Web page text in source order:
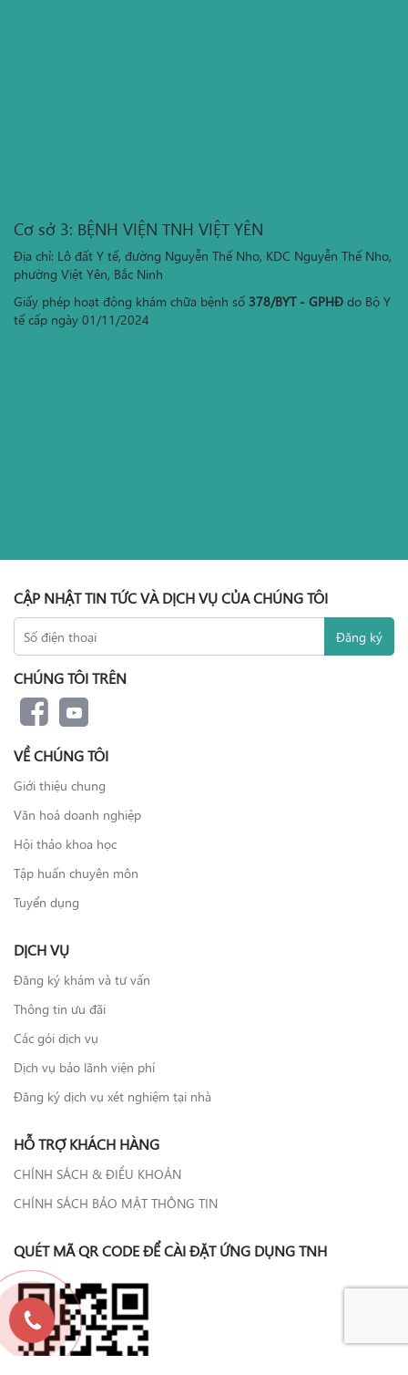
Cơ sở 3: BỆNH VIỆN TNH VIỆT YÊN
Địa chỉ: Lô đất Y tế, đường Nguyễn Thế Nho, KDC Nguyễn Thế Nho,
phường Việt Yên, Bắc Ninh
Giấy phép hoạt động khám chữa bệnh số 378/BYT - GPHĐ do Bộ Y
tế cấp ngày 01/11/2024
CẬP NHẬT TIN TỨC VÀ DỊCH VỤ CỦA CHÚNG TÔI
CHÚNG TÔI TRÊN
VỀ CHÚNG TÔI
Giới thiệu chung
Văn hoá doanh nghiệp
Hội thảo khoa học
Tập huấn chuyên môn
Tuyển dụng
DỊCH VỤ
Đăng ký khám và tư vấn
Thông tin ưu đãi
Các gói dịch vụ
Dịch vụ bảo lãnh viện phí
Đăng ký dịch vụ xét nghiệm tại nhà
HỖ TRỢ KHÁCH HÀNG
CHÍNH SÁCH & ĐIỀU KHOẢN
CHÍNH SÁCH BẢO MẬT THÔNG TIN
QUÉT MÃ QR CODE ĐỂ CÀI ĐẶT ỨNG DỤNG TNH